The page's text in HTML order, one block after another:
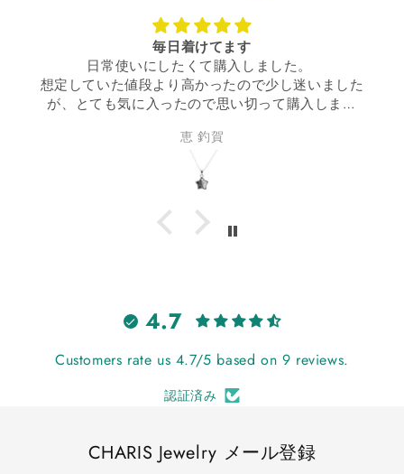
使いにしたくて購入しました。
値段より高かったので少し迷いました
気に入ったので思い切って購入しまし
ズ感で、毎日着けてウキウキです。
もずっとつけ
時に非常にエ
4.7
Customers rate us 4.7/5 based on 9 reviews.
認証済み
CHARIS Jewelry メール登録